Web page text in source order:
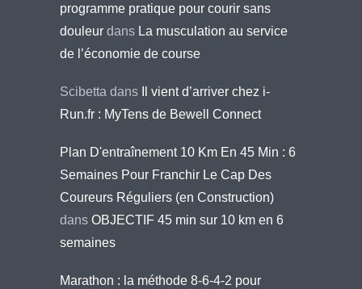
programme pratique pour courir sans
douleur dans La musculation au service
de l’économie de course
Scibetta dans
Il vient d’arriver chez i-
Run.fr : MyTens de Bewell Connect
Plan D'entraînement 10 Km En 45 Min : 6
Semaines Pour Franchir Le Cap Des
Coureurs Réguliers (en Construction)
dans OBJECTIF 45 min sur 10 km en 6
semaines
Marathon : la méthode 8-6-4-2 pour